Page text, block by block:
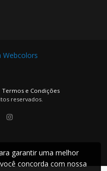
Termos e Condições
reservados.
garantir uma melhor
concorda com nossa